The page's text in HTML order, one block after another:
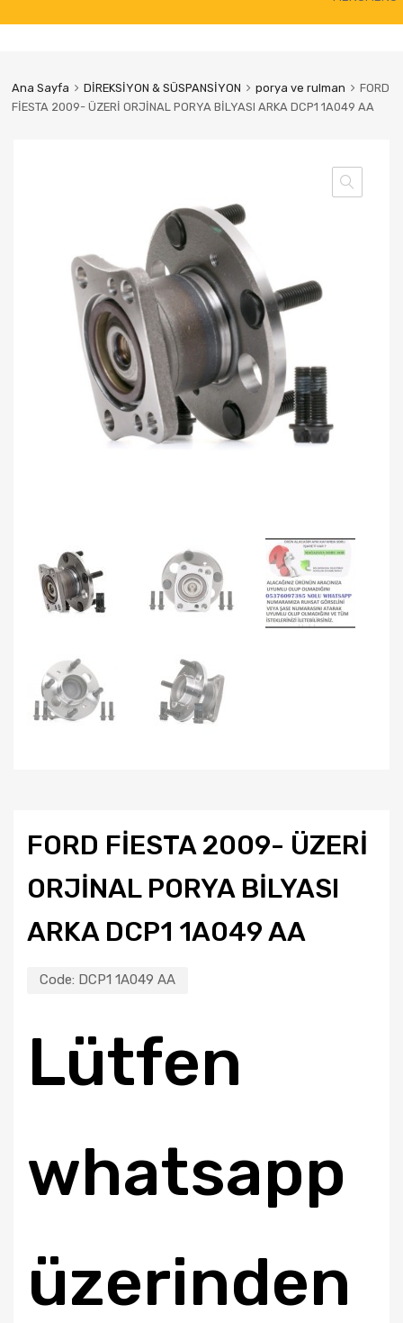
content
Ana Sayfa DİREKSİYON & SÜSPANSİYON porya ve rulman
FORD
FİESTA 2009- ÜZERİ ORJİNAL PORYA BİLYASI ARKA DCP1 1A049 AA
FORD FİESTA 2009- ÜZERİ
ORJİNAL PORYA BİLYASI
ARKA DCP1 1A049 AA
Code: DCP1 1A049 AA
Lütfen
whatsapp
üzerinden